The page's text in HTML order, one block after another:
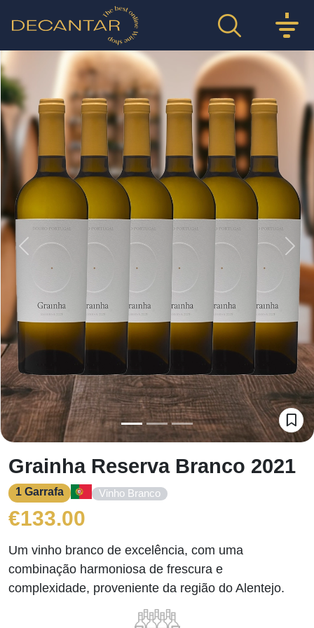
Previous
Grainha Reserva Branco 2021
1 Garrafa Vinho Branco
€133.00
Um vinho branco de excelência, com uma
combinação harmoniosa de frescura e
complexidade, proveniente da região do Alentejo.